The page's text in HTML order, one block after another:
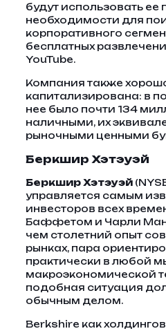
будут использовать
необходимости для
корпоративного
бесплатных
YouTube.
Компания также
капитализирована: в
нее было почти 134
наличными, их
рыночными ценными
Беркшир Хэтэуэй
Беркшир Хэтэуэй
управляется самым
инвесторов всех
Баффетом и Чарли
чем столетний опыт
рынках, пара
практически в любой
макроэкономической
подобная ситуация
обычным делом.
Berkshire как